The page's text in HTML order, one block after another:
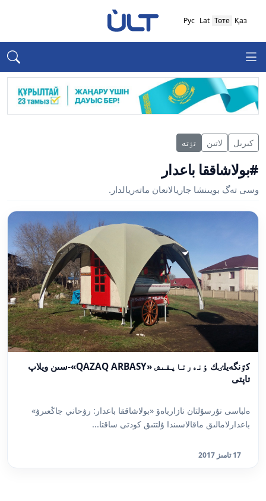
Қаз
Төте
Lat
Рус
كىرىل لاتىن تٶتە
#بولاشاققا باعدار
وسى تەگ بويىنشا جاريالانعان ماتەريالدار.
كٷنگەيلٸك ٶنەرتاپقىش «QAZAQ ARBASY»-سىن ويلاپ
تاپتى
ەلباسى نۇرسۇلتان نازارباەۆ «بولاشاققا باعدار: رۋحاني جاڭعىرۋ»
باعدارلامالىق ماقالاسىندا ۇلتتىق كودتى ساقتا...
17 تامىز 2017